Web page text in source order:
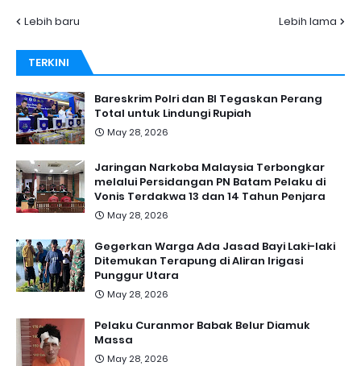
Lebih baru Lebih lama
TERKINI
Bareskrim Polri dan BI Tegaskan Perang
Total untuk Lindungi Rupiah
May 28, 2026
Jaringan Narkoba Malaysia Terbongkar
melalui Persidangan PN Batam Pelaku di
Vonis Terdakwa 13 dan 14 Tahun Penjara
May 28, 2026
Gegerkan Warga Ada Jasad Bayi Laki-laki
Ditemukan Terapung di Aliran Irigasi
Punggur Utara
May 28, 2026
Pelaku Curanmor Babak Belur Diamuk
Massa
May 28, 2026